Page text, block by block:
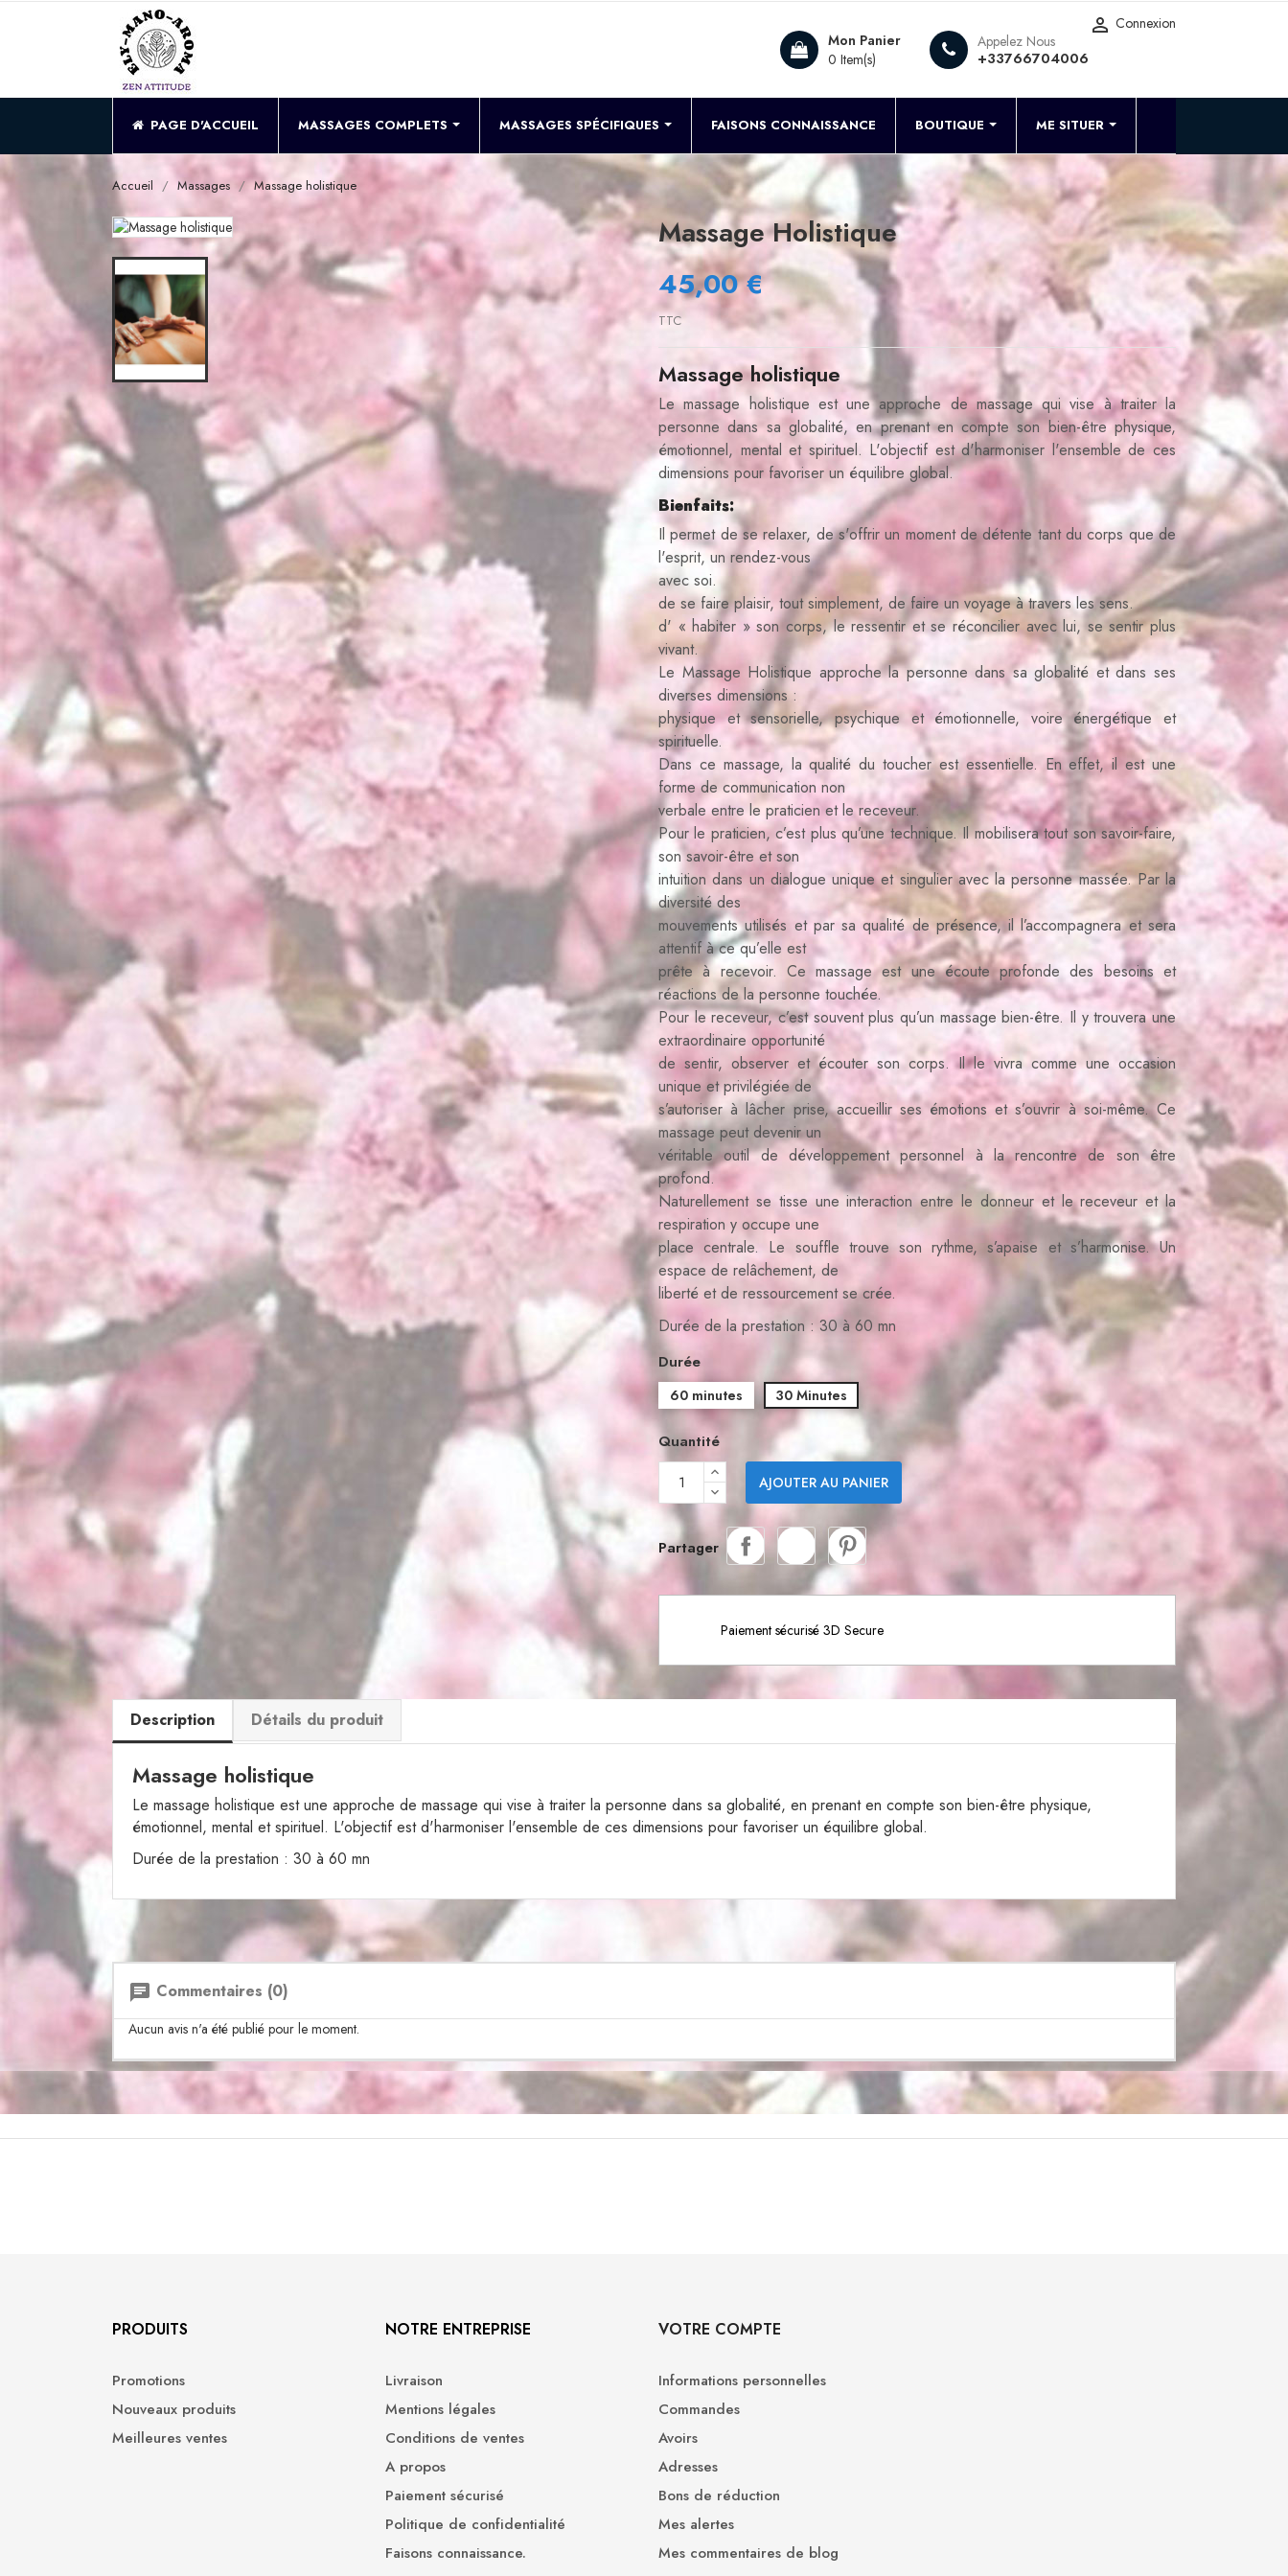
 Connexion
Appelez Nous
+33766704006
Mon Panier
0 Item(s)
PAGE D'ACCUEIL MASSAGES COMPLETS MASSAGES SPÉCIFIQUES FAISONS CONNAISSANCE BOUTIQUE ME SITUER
Accueil Massages Massage holistique
Massage Holistique
45,00 €
TTC
Massage holistique
Le massage holistique est une approche de massage qui vise à traiter la
personne dans sa globalité, en prenant en compte son bien-être physique,
émotionnel, mental et spirituel. L'objectif est d'harmoniser l'ensemble de ces
dimensions pour favoriser un équilibre global.
Bienfaits:
Il permet de se relaxer, de s'offrir un moment de détente tant du corps que de
l'esprit, un rendez-vous
avec soi.
de se faire plaisir, tout simplement, de faire un voyage à travers les sens.
d' « habiter » son corps, le ressentir et se réconcilier avec lui, se sentir plus
vivant.
Le Massage Holistique approche la personne dans sa globalité et dans ses
diverses dimensions :
physique et sensorielle, psychique et émotionnelle, voire énergétique et
spirituelle.
Dans ce massage, la qualité du toucher est essentielle. En effet, il est une
forme de communication non
verbale entre le praticien et le receveur.
Pour le praticien, c’est plus qu’une technique. Il mobilisera tout son savoir-faire,
son savoir-être et son
intuition dans un dialogue unique et singulier avec la personne massée. Par la
diversité des
mouvements utilisés et par sa qualité de présence, il l’accompagnera et sera
attentif à ce qu’elle est
prête à recevoir. Ce massage est une écoute profonde des besoins et
réactions de la personne touchée.
Pour le receveur, c’est souvent plus qu’un massage bien-être. Il y trouvera une
extraordinaire opportunité
de sentir, observer et écouter son corps. Il le vivra comme une occasion
unique et privilégiée de
s’autoriser à lâcher prise, accueillir ses émotions et s’ouvrir à soi-même. Ce
massage peut devenir un
véritable outil de développement personnel à la rencontre de son être
profond.
Naturellement se tisse une interaction entre le donneur et le receveur et la
respiration y occupe une
place centrale. Le souffle trouve son rythme, s’apaise et s’harmonise. Un
espace de relâchement, de
liberté et de ressourcement se crée.
Durée de la prestation : 30 à 60 mn
Durée
60 minutes 30 Minutes
Quantité
AJOUTER AU PANIER
Partager
Paiement sécurisé 3D Secure
Description Détails du produit
Massage holistique
Le massage holistique est une approche de massage qui vise à traiter la personne dans sa globalité, en prenant en compte son bien-être physique,
émotionnel, mental et spirituel. L'objectif est d'harmoniser l'ensemble de ces dimensions pour favoriser un équilibre global.
Durée de la prestation : 30 à 60 mn
chat Commentaires (0)
Aucun avis n'a été publié pour le moment.
PRODUITS
Promotions
Nouveaux produits
Meilleures ventes
NOTRE ENTREPRISE
Livraison
Mentions légales
Conditions de ventes
A propos
Paiement sécurisé
Politique de confidentialité
Faisons connaissance.
VOTRE COMPTE
Informations personnelles
Commandes
Avoirs
Adresses
Bons de réduction
Mes alertes
Mes commentaires de blog